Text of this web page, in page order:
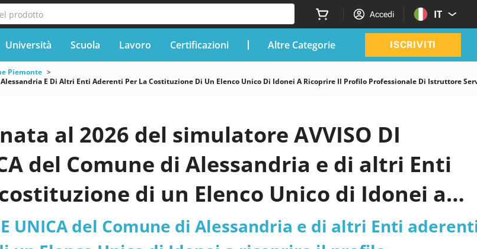
prodotto Accedi IT
Università Scuola Lavoro Certificazioni Altre Categorie ISCRIVITI
Piemonte
E Di Altri Enti Aderenti Per La Costituzione Di Un Elenco Unico Di Idonei A Ricoprire Il Profilo Professionale Di Istruttore
al 2026 del simulatore AVVISO DI
del Comune di Alessandria e di altri Enti
di un Elenco Unico di Idonei a
professionale di Istruttore servizi
UNICA del Comune di Alessandria e di altri Enti